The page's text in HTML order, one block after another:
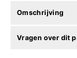
Omschrijving
Vragen over dit